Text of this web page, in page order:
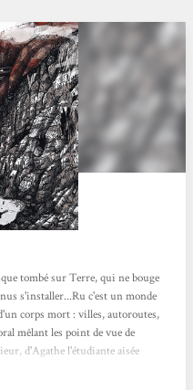
tombé sur Terre, qui ne bouge
s'installer...Ru c'est un monde
corps mort : villes, autoroutes,
mêlant les point de vue de
d'Agathe l'étudiante aisée